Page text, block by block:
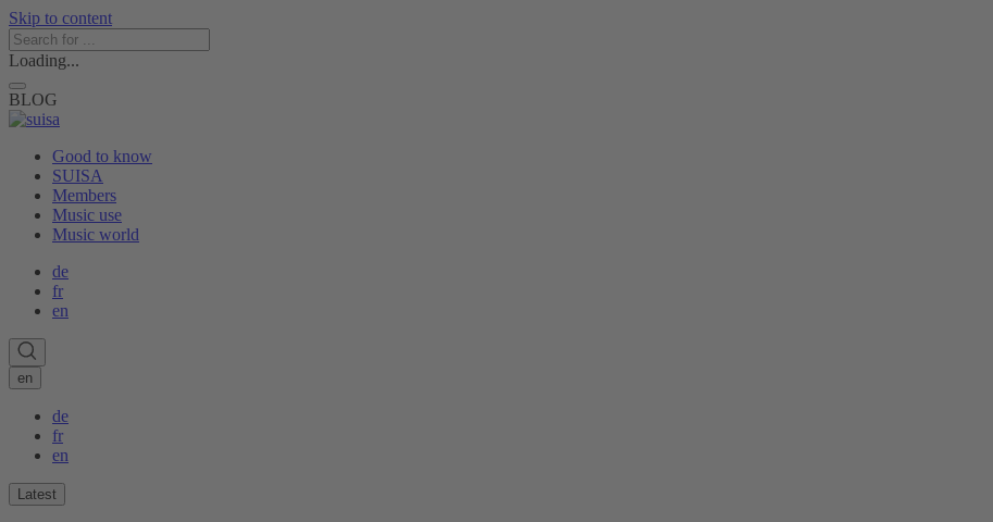
Skip to content
Loading...
BLOG
Good to know
SUISA
Members
Music use
Music world
de
fr
en
en
de
fr
en
Latest